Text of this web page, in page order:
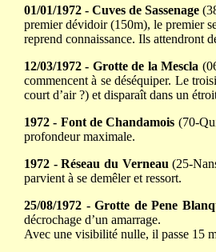
01/01/1972 - Cuves de Sassenage
premier dévidoir (150m), le premier
reprend connaissance. Ils attendront
12/03/1972 - Grotte de la Mescla
commencent à se déséquiper. Le
court d’air ?) et disparaît dans un
1972 - Font de Chandamois (70-
profondeur maximale.
1972 - Réseau du Verneau (25-
parvient à se demêler et ressort.
25/08/1972 - Grotte de Pene
décrochage d’un amarrage.
Avec une visibilité nulle, il passe 15